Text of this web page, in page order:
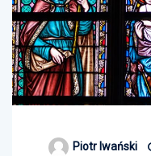
Piotr Iwański